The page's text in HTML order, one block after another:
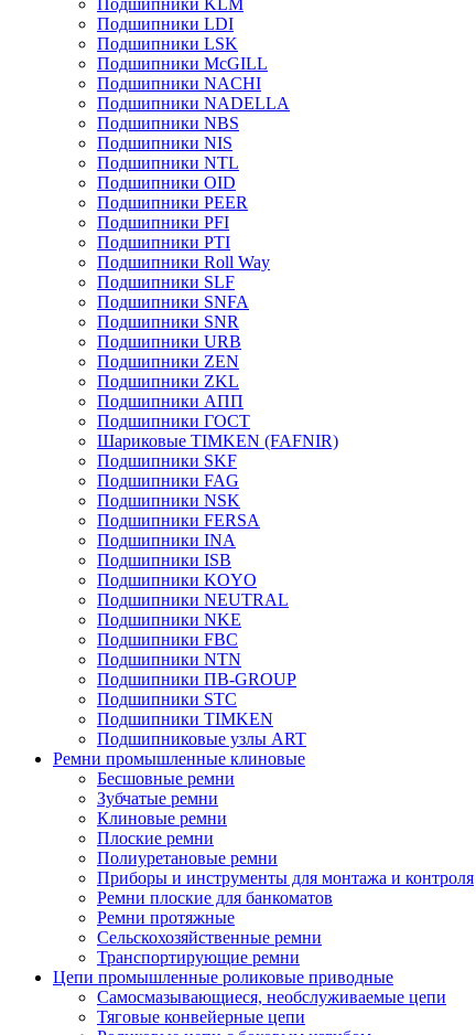
Подшипники KLM
Подшипники LDI
Подшипники LSK
Подшипники McGILL
Подшипники NACHI
Подшипники NADELLA
Подшипники NBS
Подшипники NIS
Подшипники NTL
Подшипники OID
Подшипники PEER
Подшипники PFI
Подшипники PTI
Подшипники Roll Way
Подшипники SLF
Подшипники SNFA
Подшипники SNR
Подшипники URB
Подшипники ZEN
Подшипники ZKL
Подшипники АПП
Подшипники ГОСТ
Шариковые ТІMKEN (FAFNIR)
Подшипники SKF
Подшипники FAG
Подшипники NSK
Подшипники FERSA
Подшипники INA
Подшипники ISB
Подшипники KOYO
Подшипники NEUTRAL
Подшипники NKE
Подшипники FBC
Подшипники NTN
Подшипники ПВ-GROUP
Подшипники STC
Подшипники TIMKEN
Подшипниковые узлы ART
Ремни промышленные клиновые
Бесшовные ремни
Зубчатые ремни
Клиновые ремни
Плоские ремни
Полиуретановые ремни
Приборы и инструменты для монтажа и контроля
Ремни плоские для банкоматов
Ремни протяжные
Сельскохозяйственные ремни
Транспортирующие ремни
Цепи промышленные роликовые приводные
Самосмазывающиеся, необслуживаемые цепи
Тяговые конвейерные цепи